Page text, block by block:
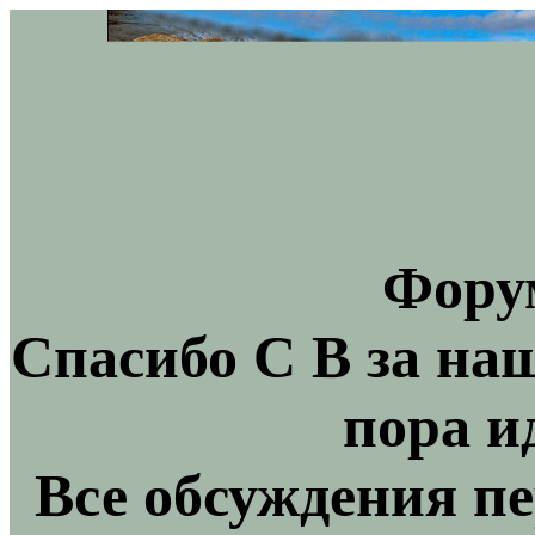
Спасибо С В за
пора
Все обсуждения